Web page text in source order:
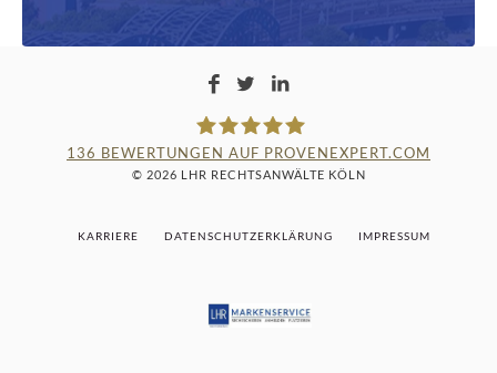
136 BEWERTUNGEN AUF PROVENEXPERT.COM
© 2026 LHR RECHTSANWÄLTE KÖLN
KARRIERE DATENSCHUTZERKLÄRUNG IMPRESSUM